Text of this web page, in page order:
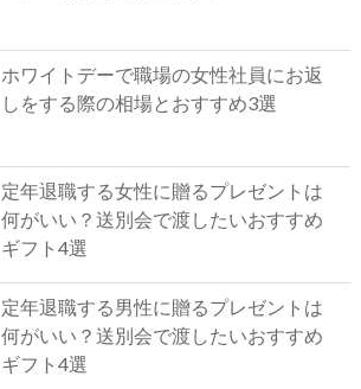
ホワイトデーで職場の女性社員にお返
しをする際の相場とおすすめ3選
定年退職する女性に贈るプレゼントは
何がいい？送別会で渡したいおすすめ
ギフト4選
定年退職する男性に贈るプレゼントは
何がいい？送別会で渡したいおすすめ
ギフト4選